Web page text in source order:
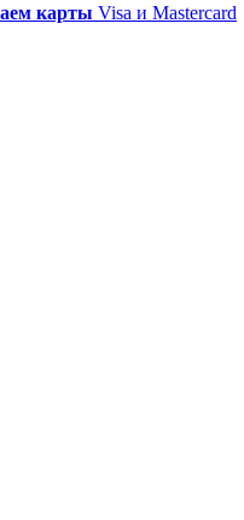
карты Visa и Mastercard